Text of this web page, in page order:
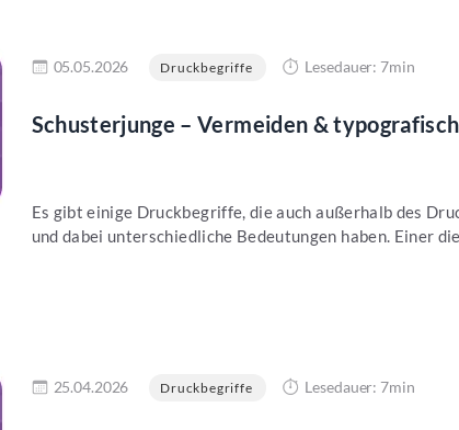
05.05.2026 Druckbegriffe Lesedauer: 7min
Schusterjunge – Vermeiden &
Es gibt einige Druckbegriffe, die auch außerhalb des
und dabei unterschiedliche Bedeutungen haben. Einer
25.04.2026 Druckbegriffe Lesedauer: 7min